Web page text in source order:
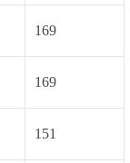
169
169
151